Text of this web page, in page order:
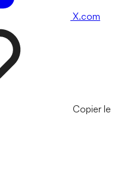
X.com
Copier le